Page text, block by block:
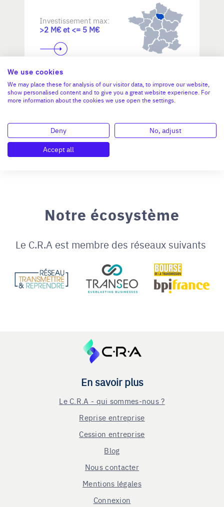
Investissement max:
>2 M€ et <= 5 M€
Notre écosystème
Le C.R.A est membre des réseaux suivants
En savoir plus
Le C.R.A - qui sommes-nous ?
Reprise entreprise
Cession entreprise
Blog
Nous contacter
Mentions légales
Connexion
We use cookies
We may place these for analysis of our visitor data, to improve our website,
show personalised content and to give you a great website experience. For
more information about the cookies we use open the settings.
Deny
No, adjust
Accept all